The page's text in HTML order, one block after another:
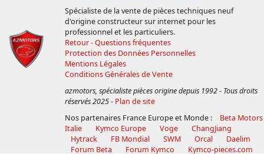
Spécialiste de la vente de pièces techniques neuf
d'origine constructeur sur internet pour les
professionnel et les particuliers.
Retour - Questions fréquentes
Protection des Données Personnelles
Mentions Légales
Conditions Générales de Vente
azmotors, spécialiste pièces origine depuis 1992 - Tous droits
réservés 2025- Plan de site
Nos partenaires France Europe et Monde :
Beta Motors
Italie
Kymco Europe Voge
ChangJiang
Hytrack
FB Mondial SWM Orcal
Daelim
Forum Beta
Forum Kymco Kymco-pieces.com